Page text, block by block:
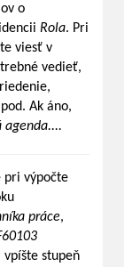
o
Rola. Pri
viesť v
vedieť,
Ak áno,
agenda....
pri výpočte
práce,
vpíšte stupeň